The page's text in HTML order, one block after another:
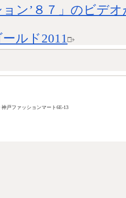
ョン’８７」のビデ
ルド2011
戸ファッションマート6E-13